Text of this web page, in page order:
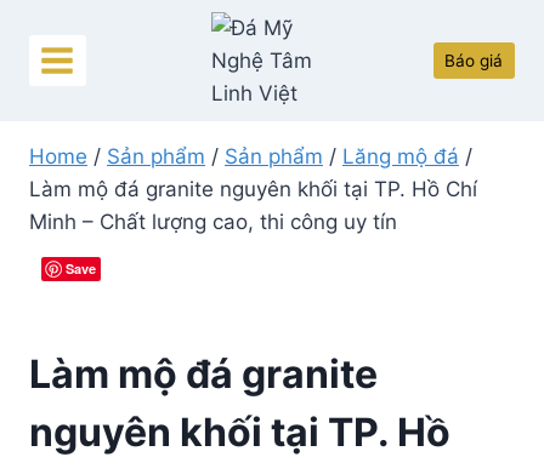
content
Báo giá
Home / Sản phẩm / Sản phẩm / Lăng mộ đá /
Làm mộ đá granite nguyên khối tại TP. Hồ Chí
Minh – Chất lượng cao, thi công uy tín
Save
Làm mộ đá granite
nguyên khối tại TP. Hồ